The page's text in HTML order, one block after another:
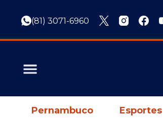
(81) 3071-6960
Pernambuco Esportes